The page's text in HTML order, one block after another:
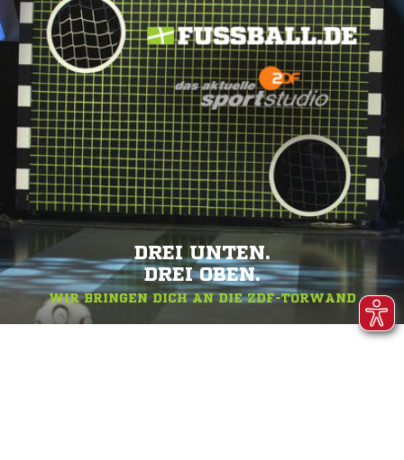
DREI UNTEN.
DREI OBEN.
WIR BRINGEN DICH AN DIE ZDF-TORWAND